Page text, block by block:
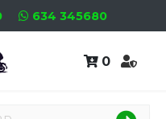
634 345680
0